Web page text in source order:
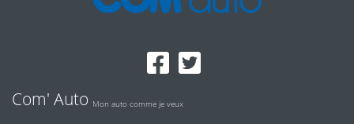
Com' Auto Mon auto comme je veux